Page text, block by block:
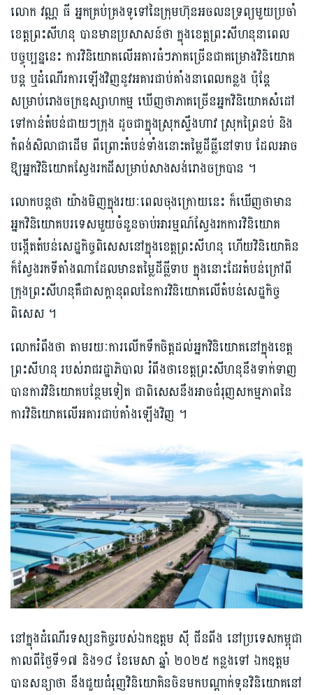
លោក ​វណ្ណ ធី អ្នកគ្រប់គ្រង​ទូទៅ​នៃ​ក្រុមហ៊ុនអចលនទ្រព្យមួយ​ប្រចាំ
ខេត្តព្រះសីហនុ បានមានប្រសាសន៍ថា ក្នុង​ខេត្តព្រះសីហនុ​នាពេល
បច្ចុប្បន្ននេះ ការ​វិនិយោគ​លើអគារ​ធំៗ​ភាគច្រើន​ជាគម្រោងវិនិយោគ
បន្ត​ ឬ​ដំណើ​រការ​ឡើង​វិញ​នូវ​អគារ​ជាប់គាំង​នាពេលកន្លង​ ប៉ុន្តែ​
សម្រាប់​រោងចក្រ​ឧស្សាហកម្ម​​ ឃើញថា​ភាគច្រើន​អ្នក​វិនិ​យោគសំដៅ​
ទៅ​​កាន់តំបន់ជាយៗក្រុង ដូចជា​ក្នុងស្រុកស្ទឹង​ហាវ ស្រុកព្រៃនប់ និង
កំពង់សិលា​ជាដើម ពី​ព្រោះ​​​តំបន់​ទាំង​នោះ​តម្លៃដីធ្លីនៅទាប ដែលអាច​
ឱ្យ​អ្នកវិនិយោគ​ស្វែង​រកដីសម្រាប់​សាងសង់រោងចក្រ​​បាន ។
លោកបន្តថា យ៉ាង​មិញ​ក្នុង​រយៈពេលចុងក្រោយនេះ ក៏ឃើញថា​មាន
អ្នកវិនិយោគ​បរទេស​មួយចំនួនចាប់​អារម្មណ៍​ស្វែង​រក​ការ​វិនិយោគ
បង្កើត​តំបន់សេដ្ឋកិច្ចពិសេស​នៅក្នុង​ខេត្តព្រះសីហនុ ហើយវិនិយោគិន​
ក៏​ស្វែ​ង​រកទីតាំង​ណា​ដែលមាន​តម្លៃដីធ្លីទាប ក្នុង​នោះដែរតំបន់​ក្រៅពី
ក្រុងព្រះសីហនុ​គឺជាសក្ដានុពល​នៃ​ការ​វិនិ​យោ​គលើ​​​តំបន់​សេដ្ឋកិច្ច​
ពិសេស ។
លោក​រំពឹងថា តាមរយៈការលើកទឹកចិត្ត​ដល់អ្នកវិនិយោគ​នៅក្នុង​ខេត្ត
ព្រះសីហនុ របស់​រាជរដ្ឋាភិបាល​ រំពឹង​ថា​ខេត្តព្រះសីហនុ​នឹង​ទាក់ទាញ​
បានកា​រវិនិយោគ​បន្ថែមទៀត ជាពិសេស​នឹងអាចជំរុញ​សកម្មភាព​នៃ
ការ​វិនិយោគ​លើអគារ​ជាប់គាំង​ឡើង​វិញ ។​
នៅក្នុង​ដំណើរទស្សនកិច្ច​របស់​ឯកឧត្តម ​ស៊ី ជីនពីង​ នៅ​ប្រទេស​កម្ពុជា
កាលពីថ្ងៃទី១៧ និង​១៨ ខែមេសា ឆ្នាំ ២០២៥​ កន្លងទៅ ឯកឧត្តម​
បាន​សន្យាថា ​នឹងជួយ​ជំរុញ​វិនិយោគិន​ចិន​មក​បណ្ដាក់ទុនវិនិយោគ​នៅ